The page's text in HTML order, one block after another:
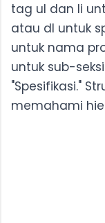
tag ul dan li
atau dl untuk
untuk nama
untuk sub-
"Spesifikasi."
memahami